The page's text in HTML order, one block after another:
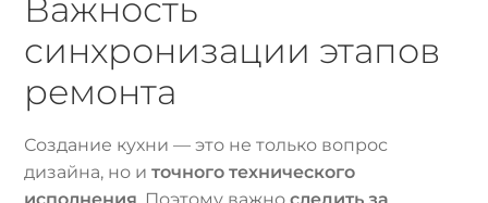
Важность
синхронизации этапов
ремонта
Создание кухни — это не только вопрос
дизайна, но иточного технического